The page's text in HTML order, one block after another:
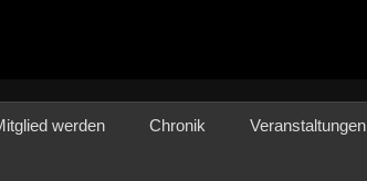
werden Chronik Veranstaltungen